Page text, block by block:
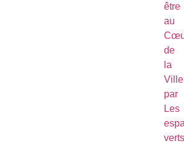
être
au
de
la
Ville
par
Les
verts